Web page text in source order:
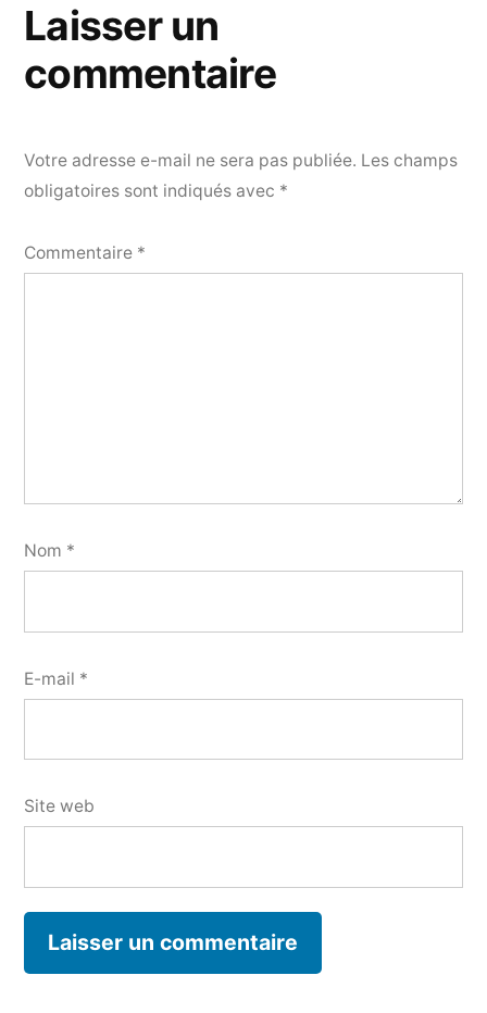
Laisser un
commentaire
Votre adresse e-mail ne sera pas publiée. Les champs
obligatoires sont indiqués avec *
Commentaire *
Nom *
E-mail *
Site web